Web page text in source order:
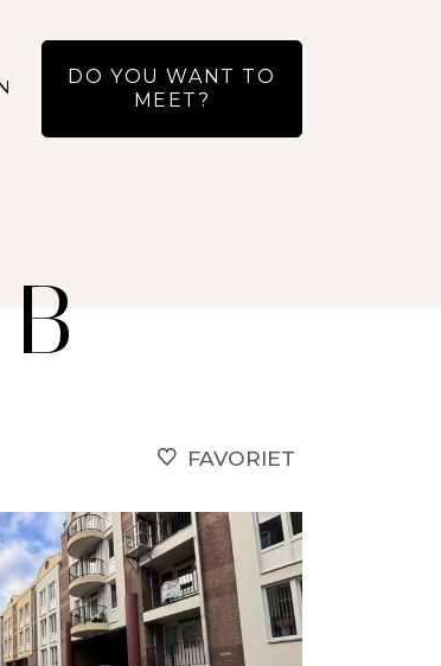
DO YOU WANT TO
MEET?
FAVORIET